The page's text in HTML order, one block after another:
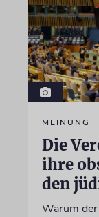
MEINUNG
Die
ihre
den
Warum